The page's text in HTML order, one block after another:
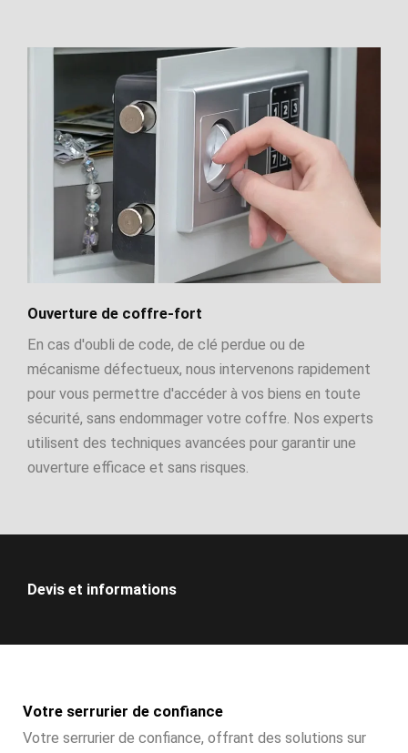
Ouverture de coffre-fort
En cas d'oubli de code, de clé perdue ou de
mécanisme défectueux, nous intervenons rapidement
pour vous permettre d'accéder à vos biens en toute
sécurité, sans endommager votre coffre. Nos experts
utilisent des techniques avancées pour garantir une
ouverture efficace et sans risques.
Devis et informations
Votre serrurier de confiance
Votre serrurier de confiance, offrant des solutions sur